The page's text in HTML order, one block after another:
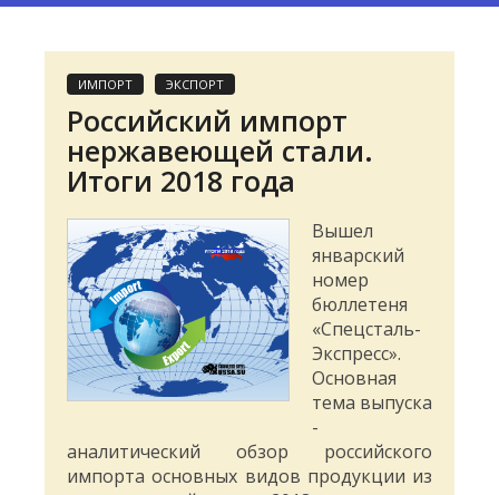
ИМПОРТ ЭКСПОРТ
Российский импорт
нержавеющей стали.
Итоги 2018 года
Вышел
январский
номер
бюллетеня
«Спецсталь-
Экспресс».
Основная
тема выпуска
-
аналитический обзор российского
импорта основных видов продукции из